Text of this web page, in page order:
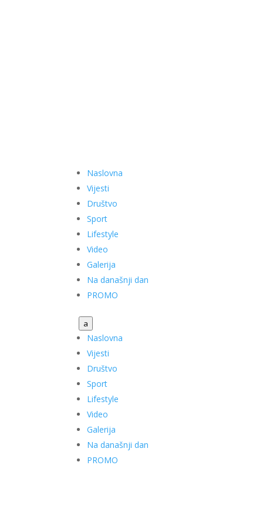
Naslovna
Vijesti
Društvo
Sport
Lifestyle
Video
Galerija
Na današnji dan
PROMO
a
Naslovna
Vijesti
Društvo
Sport
Lifestyle
Video
Galerija
Na današnji dan
PROMO